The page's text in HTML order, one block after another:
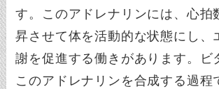
す。このアドレナリンには、心拍
昇させて体を活動的な状態にし、
謝を促進する働きがあります。ビ
このアドレナリンを合成する過程